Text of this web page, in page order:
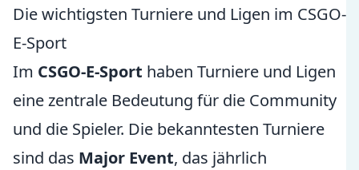
Die wichtigsten Turniere und Ligen im CSGO-
E-Sport
Im CSGO-E-Sport haben Turniere und Ligen
eine zentrale Bedeutung für die Community
und die Spieler. Die bekanntesten Turniere
sind das Major Event, das jährlich